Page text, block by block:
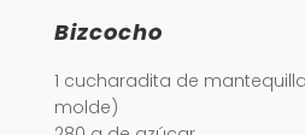
Bizcocho
1 cucharadita de
molde)